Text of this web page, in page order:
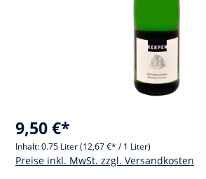
9,50 €*
Inhalt:0.75 Liter(12,67 €* / 1 Liter)
Preise inkl. MwSt. zzgl. Versandkosten